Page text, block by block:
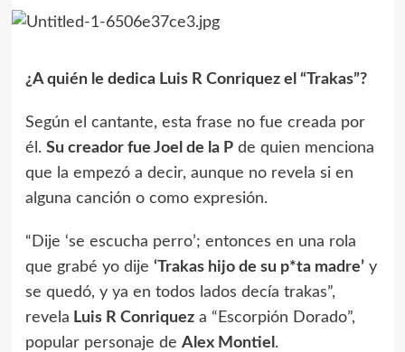
¿A quién le dedica Luis R Conriquez el “Trakas”?
Según el cantante, esta frase no fue creada por
él. Su creador fue Joel de la Pde quien menciona
que la empezó a decir, aunque no revela si en
alguna canción o como expresión.
“Dije ‘se escucha perro’; entonces en una rola
que grabé yo dije ‘Trakas hijo de su p*ta madre’y
se quedó, y ya en todos lados decía trakas”,
revela Luis R Conriqueza “Escorpión Dorado”,
popular personaje de Alex Montiel .